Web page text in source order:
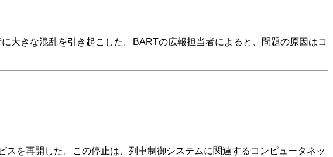
大きな混乱を引き起こした。BARTの広報担当者によると、問題の原因はコ
を再開した。この停止は、列車制御システムに関連するコンピュータネッ